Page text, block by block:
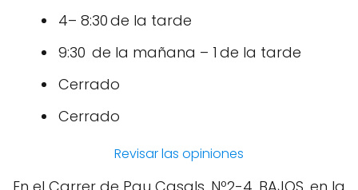
4– 8:30 de la tarde
9:30 de la mañana – 1 de la tarde
Cerrado
Cerrado
Revisar las opiniones